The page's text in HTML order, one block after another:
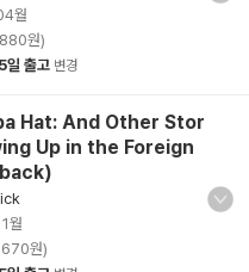
월
원)
출고 변경
Hat: And Other Stor
Up in the Foreign
월
670원)